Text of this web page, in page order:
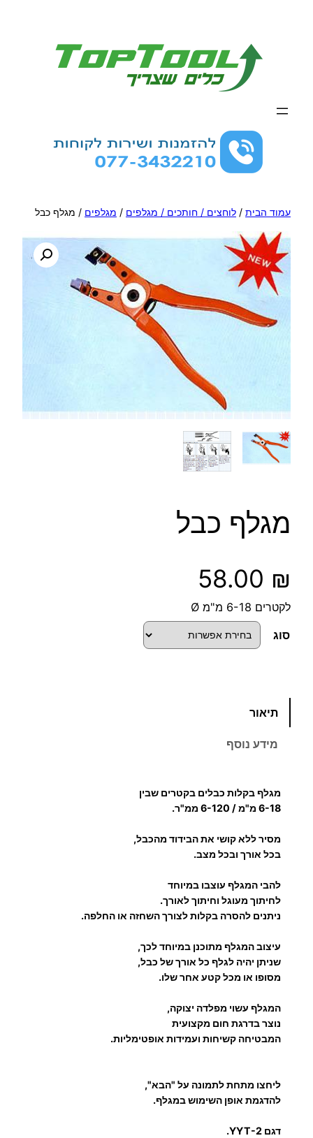
עמוד הבית / לוחצים / חותכים / מגלפים / מגלפים / מגלף כבל
מגלף כבל
58.00 ₪
לקטרים 6-18 מ"מ Ø
סוג
כ
ו
תיאור
מידע נוסף
מגלף בקלות כבלים בקטרים שבין
6-18 מ"מ / 6-120 ממ"ר.
מסיר ללא קושי את הבידוד מהכבל,
בכל אורך ובכל מצב.
להבי המגלף עוצבו במיוחד
לחיתוך מעוגל וחיתוך לאורך.
ניתנים להסרה בקלות לצורך השחזה או החלפה.
עיצוב המגלף מתוכנן במיוחד לכך,
שניתן יהיה לגלף כל אורך של כבל,
מסופו או מכל קטע אחר שלו.
המגלף עשוי מפלדה יצוקה,
נוצר בדרגת חום מקצועית
המבטיחה קשיחות ועמידות אופטימליות.
ליחצו מתחת לתמונה על "הבא",
להדגמת אופן השימוש במגלף.
דגםYYT-2.